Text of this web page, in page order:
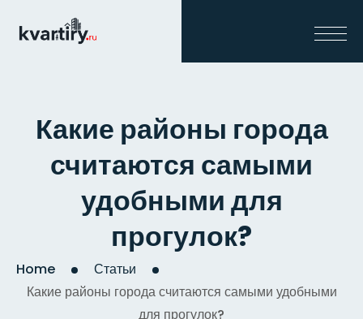
Какие районы города
считаются самыми
удобными для
прогулок?
Home
Статьи
Какие районы города считаются самыми удобными
для прогулок?